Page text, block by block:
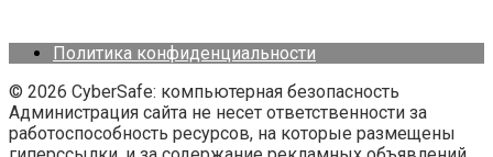
Политика конфиденциальности
© 2026 CyberSafe: компьютерная безопасность
Администрация сайта не несет ответственности за
работоспособность ресурсов, на которые размещены